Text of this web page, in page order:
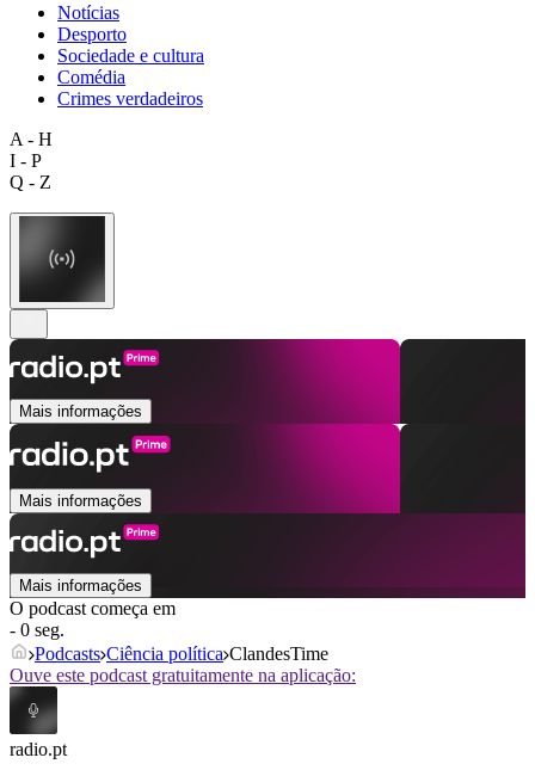
Notícias
Desporto
Sociedade e cultura
Comédia
Crimes verdadeiros
A - H
I - P
Q - Z
Mais informações
Mais informações
Mais informações
O podcast começa em
- 0 seg.
Podcasts Ciência política ClandesTime
Ouve este podcast gratuitamente na aplicação:
radio.pt